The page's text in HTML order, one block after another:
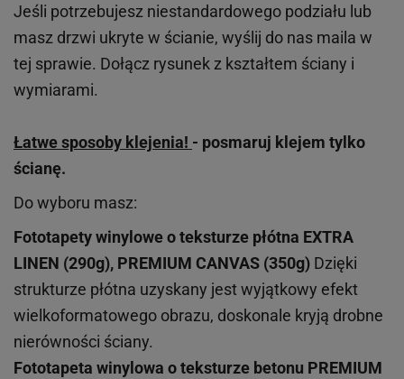
Jeśli potrzebujesz niestandardowego podziału lub
masz drzwi ukryte w ścianie, wyślij do nas maila w
tej sprawie. Dołącz rysunek z kształtem ściany i
wymiarami.
Łatwe sposoby klejenia! - posmaruj klejem tylko
ścianę.
Do wyboru masz:
Fototapety winylowe oteksturze płótna EXTRA
LINEN (290g), PREMIUM CANVAS (350g) Dzięki
strukturze płótna uzyskany jest wyjątkowy efekt
wielkoformatowego obrazu, doskonale kryją drobne
nierówności ściany.
Fototapeta winylowa oteksturze betonu PREMIUM